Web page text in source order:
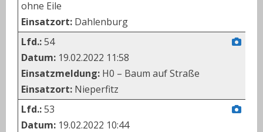
ohne Eile
Einsatzort: Dahlenburg
Lfd.:54
Datum: 19.02.2022 11:58
Einsatzmeldung: H0 – Baum auf Straße
Einsatzort: Nieperfitz
Lfd.:53
Datum: 19.02.2022 10:44